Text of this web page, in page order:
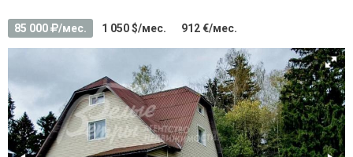
85 000 /мес. 1 050 $/мес. 912 €/мес.